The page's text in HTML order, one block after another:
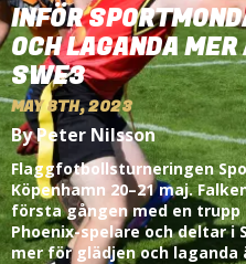
INFÖR
OCH LAGANDA
SWE3
MAY 8TH, 2023
By Peter Nilsson
Flaggfotbollsturneringen
Köpenhamn 20–21 maj.
första gången med en
Phoenix-spelare och deltar i
mer för glädjen och